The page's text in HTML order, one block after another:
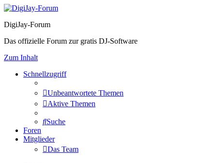
DigiJay-Forum
Das offizielle Forum zur gratis DJ-Software
Zum Inhalt
Schnellzugriff
Unbeantwortete Themen
Aktive Themen
Suche
Foren
Mitglieder
Das Team